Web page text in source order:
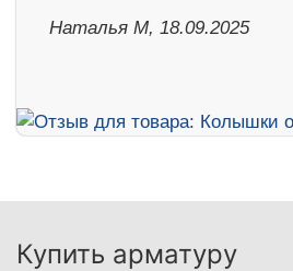
Наталья М, 18.09.2025
Купить арматуру